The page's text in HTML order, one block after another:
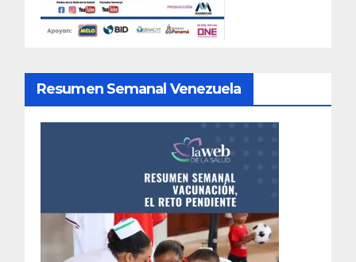
Resumen Semanal Venezuela